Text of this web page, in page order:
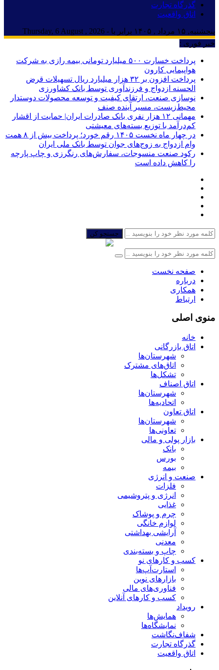
گذرگاه تجارت
اتاق واقعیت
پنجشنبه, ۱۵ مرداد , ۱۴۰۵ برابر با - Thursday, 6 August , 2026
خبر فوری :
پرداخت خسارت ۵۰۰ میلیارد تومانی بیمه رازی به شرکت
هواپیمایی کارون
پرداخت افزون بر ۳۲ هزار میلیارد ریال تسهیلات قرض
الحسنه ازدواج و فرزندآوری توسط بانک کشاورزی
نوسازی صنعت، ارتقای کیفیت و توسعه محصولات دوستدار
محیط‌زیست، مسیر آینده صنف
مهمانی ۱۲ هزار نفری بانک صادرات ایران| حمایت از اقشار
کم‌درآمد با توزیع بسته‌های معیشتی
در چهار ماه نخست ۱۴۰۵ رقم خورد؛ پرداخت بیش از ۸ همت
وام ازدواج به زوج‌های جوان توسط بانک ملی ایران
رکود صنعت منسوجات، سفارش‌های رنگرزی و چاپ پارچه
را کاهش داده است
جستجو کن
صفحه نخست
درباره
همکاری
ارتباط
منوی اصلی
خانه
اتاق بازرگانی
شهرستان‌ها
اتاق‌های مشترک
تشکل‌ها
اتاق اصناف
شهرستان‌ها
اتحادیه‌ها
اتاق تعاون
شهرستان‌ها
تعاونی‌ها
بازار پولی و مالی
بانک
بورس
بیمه
صنعت و انرژی
فلزات
انرژی و پتروشیمی
غذایی
چرم و پوشاک
لوازم خانگی
آرایشی بهداشتی
معدنی
چاپ و بسته‌بندی
کسب و کارهای نو
استارت‌آپ‌ها
بازارهای نوین
فناوری‌های مالی
کسب و کارهای آنلاین
رویداد
همایش‌ها
نمایشگاه‌ها
شفاف‌نگاشت
گذرگاه تجارت
اتاق واقعیت